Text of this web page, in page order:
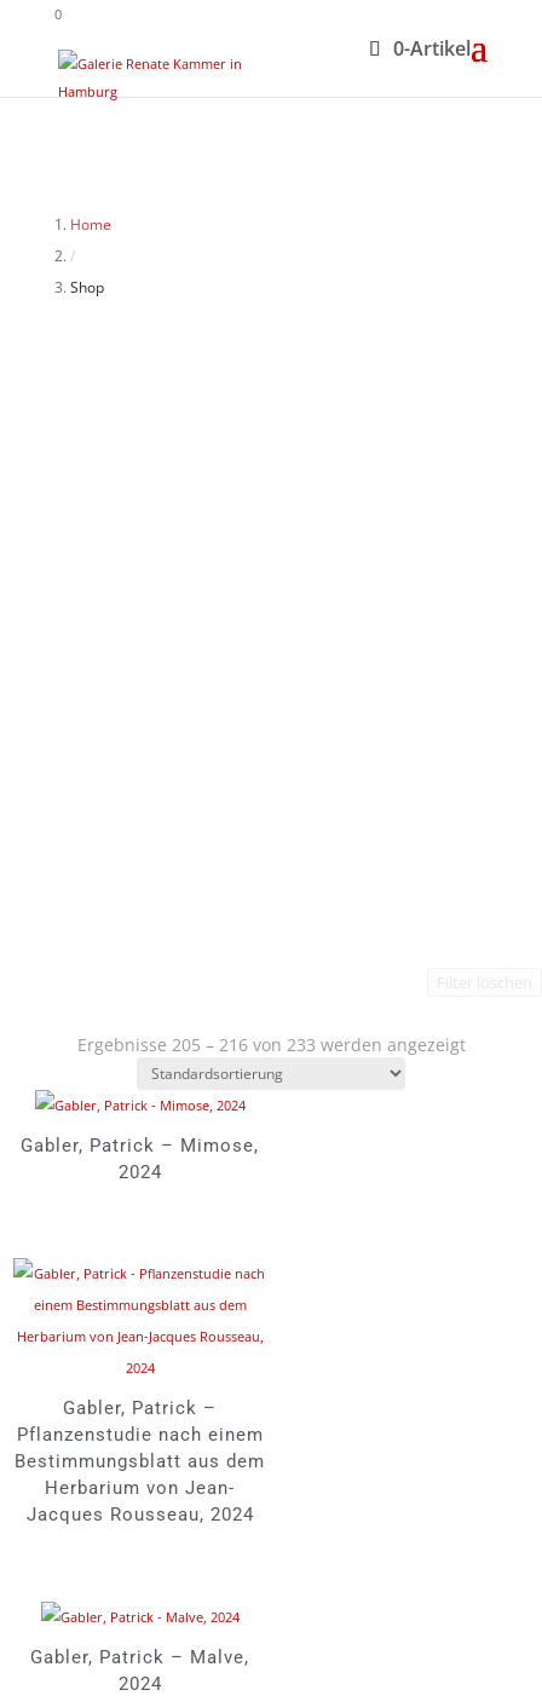
0
0-Artikel
Home
/
Shop
Ergebnisse 205 – 216 von 233 werden angezeigt
Gabler, Patrick – Mimose,
2024
Gabler, Patrick –
Pflanzenstudie nach einem
Bestimmungsblatt aus dem
Herbarium von Jean-
Jacques Rousseau, 2024
Gabler, Patrick – Malve,
2024